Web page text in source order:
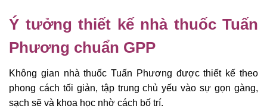
Ý tưởng thiết kế nhà thuốc Tuấn
Phương chuẩn GPP
Không gian nhà thuốc Tuấn Phương được thiết kế theo
phong cách tối giản, tập trung chủ yếu vào sự gọn gàng,
sạch sẽ và khoa học nhờ cách bố trí.